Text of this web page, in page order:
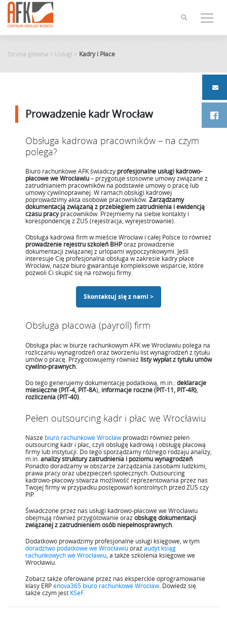
content
Strona główna > Usługi > Kadry i Płace
Prowadzenie kadr Wrocław
Obsługa kadrowa pracowników – na czym
polega?
Biuro rachunkowe AFK świadczy profesjonalne usługi kadrowo-
płacowe we Wrocławiu– przygotuje stosowne umowy związane z
zatrudnianiem pracowników na podstawie umowy o pracę lub
umowy cywilnoprawnej. W ramach obsługi kadrowej
poprowadzimy akta osobowe pracowników.Zarządzamy
dokumentacją związaną z przebiegiem zatrudnienia i ewidencją
czasu pracypracowników. Przejmiemy na siebie kontakty i
korespondencję z ZUS (rejestracja, wyrejestrowanie).
Obsługa kadrowa firm w mieście Wrocław i całej Polsce to również
prowadzenie rejestru szkoleń BHPoraz prowadzenie
dokumentacji związanej z urlopami wypoczynkowymi. Jeśli
interesuje Cię profesjonalna obsługa w zakresie kadry płace
Wrocław, nasze biuro gwarantuje kompleksowe wsparcie, które
pozwoli Ci skupić się na rozwoju firmy.
Skontaktuj się z nami >
Obsługa płacowa (payroll) firm
Obsługa płac w biurze rachunkowym AFK we Wrocławiu polega na
rozliczaniu wynagrodzeń oraz tworzeniu list wynagrodzeń z tytułu
umów o pracę. Przygotowujemy również listy wypłat z tytułu umów
cywilno-prawnych
Do tego generujemy dokumentację podatkową, m.in.:deklaracje
miesięczne (PIT-4, PIT-8A), informacje roczne (PIT-11, PIT-4R)
rozliczenia (PIT-40)
Pełen outsourcing kadr i płac we Wrocławiu
Nasze biuro rachunkowe Wrocław prowadzi również pełen
outsourcing kadr i płac, czyli obsługę kadrową i obsługę płacową
firmy lub instytucji. Do tego sporządzamy różnego rodzaju analizy,
m.in. analizy struktury zatrudnienia i poziomu wynagrodzeń
Ponadto doradzamy w obszarze zarządzania zasobami ludzkimi,
prawa pracy oraz ubezpieczeń społecznych. Outsourcing
kadrowo-płacowy stwarza możliwość reprezentowania przez nas
Twojej firmy w przypadku postępowań kontrolnych przed ZUS czy
PIP.
Świadczone przez nas usługi kadrowo-płacowe we Wrocławiu
obejmują również przygotowanie oraz obsługę dokumentacji
związanej z zatrudnieniem osób niepełnosprawnych
Dodatkowo prowadzimy profesjonalne usługi księgowe, w tym
doradztwo podatkowe we Wrocławiuoraz audyt ksiąg
rachunkowych we Wrocławiu , a także szkolenia księgowe we
Wrocławiu.
Zobacz także oferowane przez nas eksperckie oprogramowanie
klasy ERPenova365 biuro rachunkowe Wrocław . Dowiedz się
także czym jest KSeF.